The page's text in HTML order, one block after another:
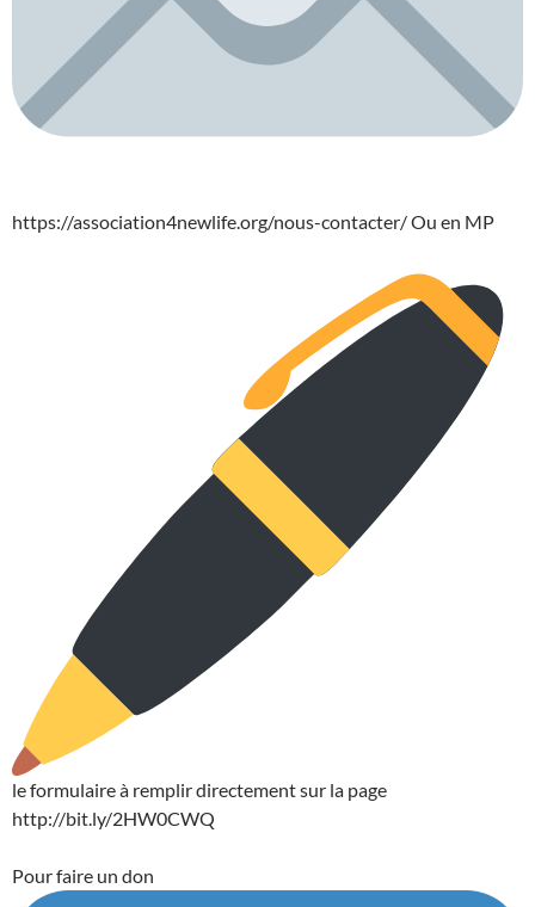
https://association4newlife.org/nous-contacter/ Ou en MP
le formulaire à remplir directement sur la page
http://bit.ly/2HW0CWQ
Pour faire un don